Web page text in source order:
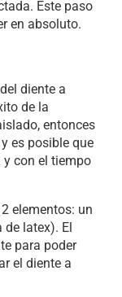
Este paso
en absoluto.
diente a
de la
entonces
es posible que
con el tiempo
elementos: un
de latex). El
para poder
el diente a